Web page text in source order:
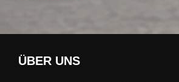
ÜBER UNS